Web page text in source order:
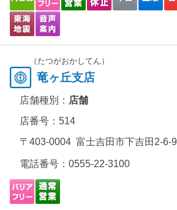
（たつがおかしてん）
竜ヶ丘支店
店舗種別： 店舗
店番号：514
〒403-0004 富士吉田市下吉田2-6-9
電話番号： 0555-22-3100